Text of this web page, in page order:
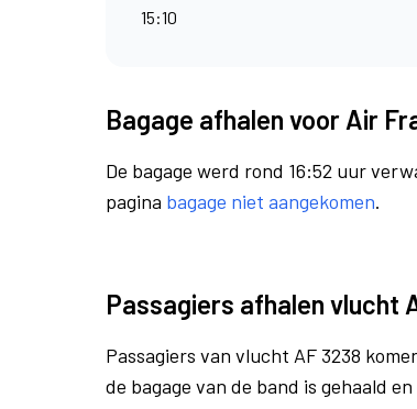
15:10
Bagage afhalen voor Air
De bagage werd rond 16:52 uur
pagina bagage niet aangekomen.
Passagiers afhalen vlucht
Passagiers van vlucht AF 3238
de bagage van de band is gehaald